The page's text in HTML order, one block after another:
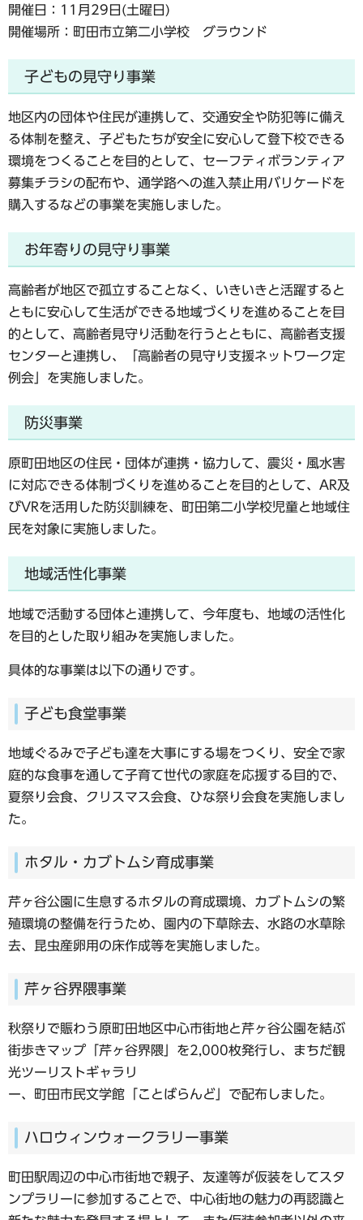
開催日：11月29日(土曜日)
開催場所：町田市立第二小学校 グラウンド
子どもの見守り事業
地区内の団体や住民が連携して、交通安全や防犯等に備え
る体制を整え、子どもたちが安全に安心して登下校できる
環境をつくることを目的として、セーフティボランティア
募集チラシの配布や、通学路への進入禁止用バリケードを
購入するなどの事業を実施しました。
お年寄りの見守り事業
高齢者が地区で孤立することなく、いきいきと活躍すると
ともに安心して生活ができる地域づくりを進めることを目
的として、高齢者見守り活動を行うとともに、高齢者支援
センターと連携し、「高齢者の見守り支援ネットワーク定
例会」を実施しました。
防災事業
原町田地区の住民・団体が連携・協力して、震災・風水害
に対応できる体制づくりを進めることを目的として、AR及
びVRを活用した防災訓練を、町田第二小学校児童と地域住
民を対象に実施しました。
地域活性化事業
地域で活動する団体と連携して、今年度も、地域の活性化
を目的とした取り組みを実施しました。
具体的な事業は以下の通りです。
子ども食堂事業
地域ぐるみで子ども達を大事にする場をつくり、安全で家
庭的な食事を通して子育て世代の家庭を応援する目的で、
夏祭り会食、クリスマス会食、ひな祭り会食を実施しまし
た。
ホタル・カブトムシ育成事業
芹ヶ谷公園に生息するホタルの育成環境、カブトムシの繁
殖環境の整備を行うため、園内の下草除去、水路の水草除
去、昆虫産卵用の床作成等を実施しました。
芹ヶ谷界隈事業
秋祭りで賑わう原町田地区中心市街地と芹ヶ谷公園を結ぶ
街歩きマップ「芹ヶ谷界隈」を2,000枚発行し、まちだ観
光ツーリストギャラリ
ー、町田市民文学館「ことばらんど」で配布しました。
ハロウィンウォークラリー事業
町田駅周辺の中心市街地で親子、友達等が仮装をしてスタ
ンプラリーに参加することで、中心街地の魅力の再認識と